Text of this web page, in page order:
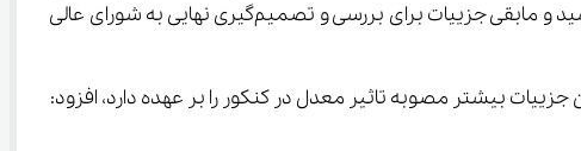
اساسی مانند تاثیر قطعی ۶۰ درصدی نمرات دروس پایه ۱۱ و ۱۲ و حذف پایه دهم از سوابق تحصیلی دانش‌آموزان، به تصویب رسید و مابقی جزییات برای بررسی و تصمیم‌گیری نهایی به شورای عالی
بیشتر مصوبه تاثیر معدل در کنکور را بر عهده دارد، افزود: